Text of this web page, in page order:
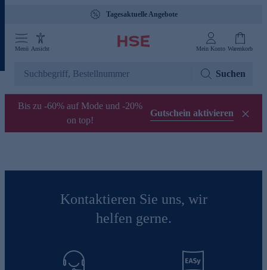
Tagesaktuelle Angebote
Menü Ansicht Mein Konto Warenkorb
Suchen
Bis zu -60% auf Mode und -20%
on top!
Gutschein aktivieren
Kontaktieren Sie uns, wir
helfen gerne.